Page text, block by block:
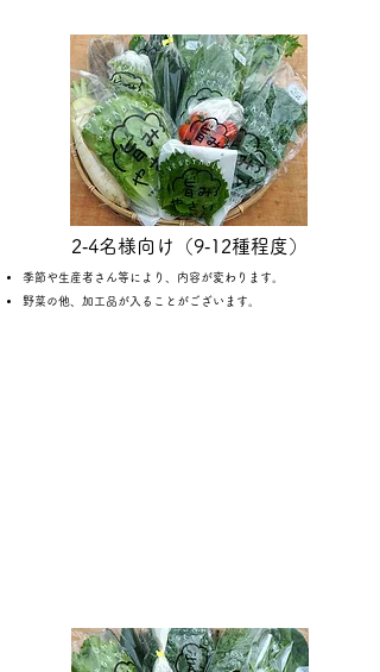
2‐4名様向け（9‐12種程度）
季節や生産者さん等により、内容が変わります。
野菜の他、加工品が入ることがございます。